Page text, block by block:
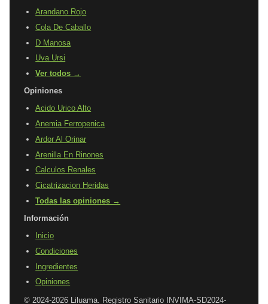
Arandano Rojo
Cola De Caballo
D Manosa
Uva Ursi
Ver todos →
Opiniones
Acido Urico Alto
Anemia Ferropenica
Ardor Al Orinar
Arenilla En Rinones
Calculos Renales
Cicatrizacion Heridas
Todas las opiniones →
Información
Inicio
Condiciones
Ingredientes
Opiniones
© 2024-2026 Liluama. Registro Sanitario INVIMA-SD2024-